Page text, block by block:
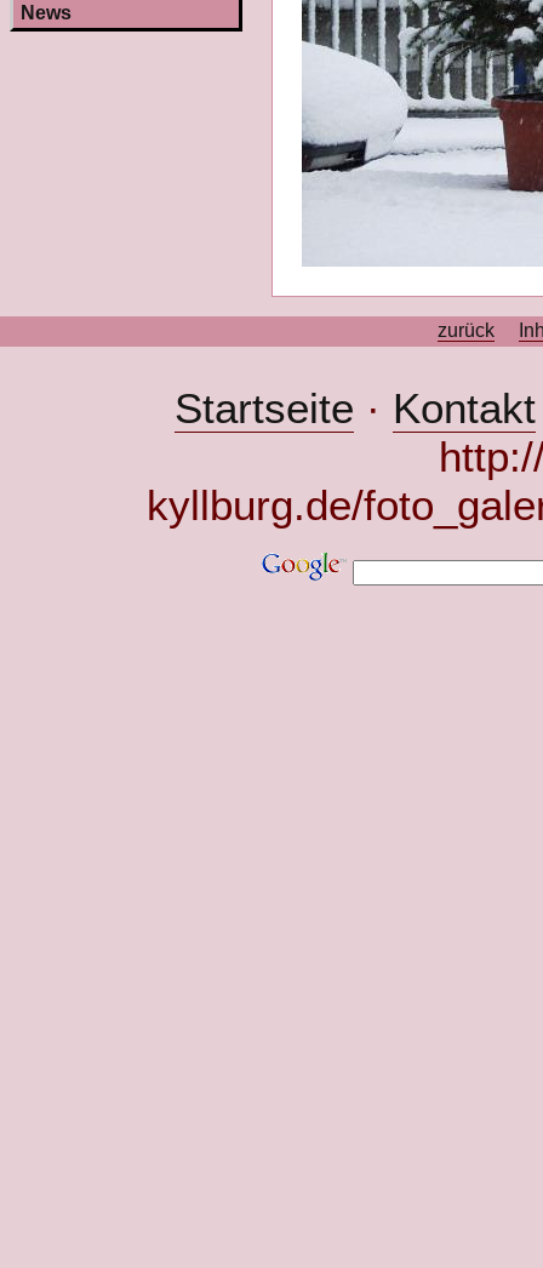
News
zurück
Startseite · Kontakt
kyllburg.de/